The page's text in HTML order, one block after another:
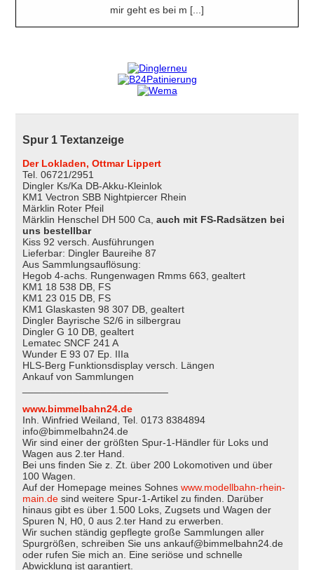
mir geht es bei m [...]
Spur 1 Textanzeige
Der Lokladen, Ottmar Lippert
Tel. 06721/2951
Dingler Ks/Ka DB-Akku-Kleinlok
KM1 Vectron SBB Nightpiercer Rhein
Märklin Roter Pfeil
Märklin Henschel DH 500 Ca,auch mit FS-Radsätzen bei
uns bestellbar
Kiss 92 versch. Ausführungen
Lieferbar: Dingler Baureihe 87
Aus Sammlungsauflösung:
Hegob 4-achs. Rungenwagen Rmms 663, gealtert
KM1 18 538 DB, FS
KM1 23 015 DB, FS
KM1 Glaskasten 98 307 DB, gealtert
Dingler Bayrische S2/6 in silbergrau
Dingler G 10 DB, gealtert
Lematec SNCF 241 A
Wunder E 93 07 Ep. IIIa
HLS-Berg Funktionsdisplay versch. Längen
Ankauf von Sammlungen
www.bimmelbahn24.de
Inh. Winfried Weiland, Tel. 0173 8384894
info@bimmelbahn24.de
Wir sind einer der größten Spur-1-Händler für Loks und
Wagen aus 2.ter Hand.
Bei uns finden Sie z. Zt. über 200 Lokomotiven und über
100 Wagen.
Auf der Homepage meines Sohneswww.modellbahn-rhein-
main.de sind weitere Spur-1-Artikel zu finden. Darüber
hinaus gibt es über 1.500 Loks, Zugsets und Wagen der
Spuren N, H0, 0 aus 2.ter Hand zu erwerben.
Wir suchen ständig gepflegte große Sammlungen aller
Spurgrößen, schreiben Sie uns ankauf@bimmelbahn24.de
oder rufen Sie mich an. Eine seriöse und schnelle
Abwicklung ist garantiert.